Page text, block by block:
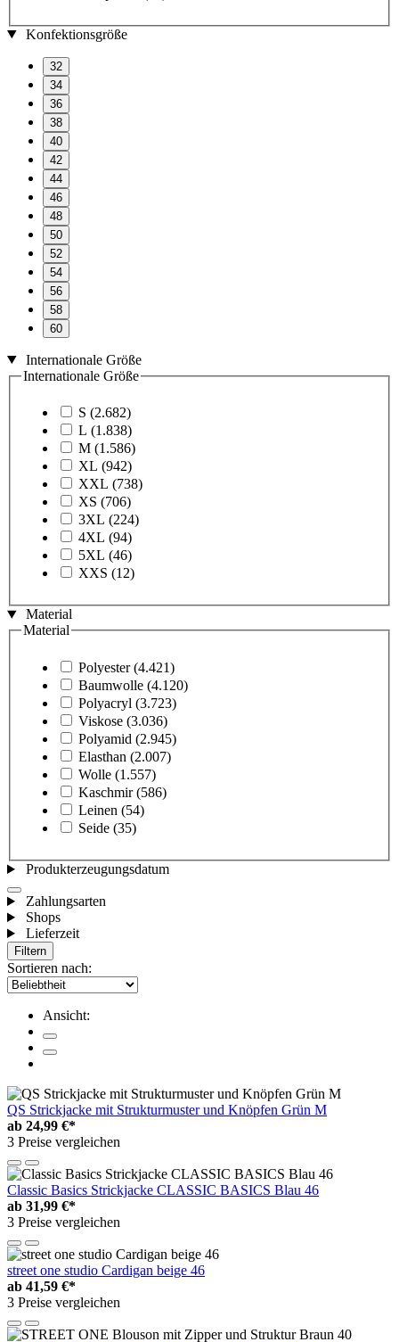
Konfektionsgröße
32
34
36
38
40
42
44
46
48
50
52
54
56
58
60
Internationale Größe
Internationale Größe
S (2.682)
L (1.838)
M (1.586)
XL (942)
XXL (738)
XS (706)
3XL (224)
4XL (94)
5XL (46)
XXS (12)
Material
Material
Polyester (4.421)
Baumwolle (4.120)
Polyacryl (3.723)
Viskose (3.036)
Polyamid (2.945)
Elasthan (2.007)
Wolle (1.557)
Kaschmir (586)
Leinen (54)
Seide (35)
Produkterzeugungsdatum
Zahlungsarten
Shops
Lieferzeit
Filtern
Sortieren nach:
Ansicht:
QS Strickjacke mit Strukturmuster und Knöpfen Grün M
ab 24,99 €*
3 Preise vergleichen
Classic Basics Strickjacke CLASSIC BASICS Blau 46
ab 31,99 €*
3 Preise vergleichen
street one studio Cardigan beige 46
ab 41,59 €*
3 Preise vergleichen